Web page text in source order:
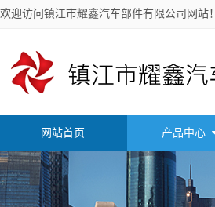
欢迎访问镇江市耀鑫汽车部件有限公司网站！
网站首页 产品中心